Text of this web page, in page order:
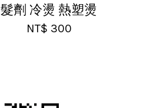
髮劑 冷燙 熱塑燙
NT$ 300